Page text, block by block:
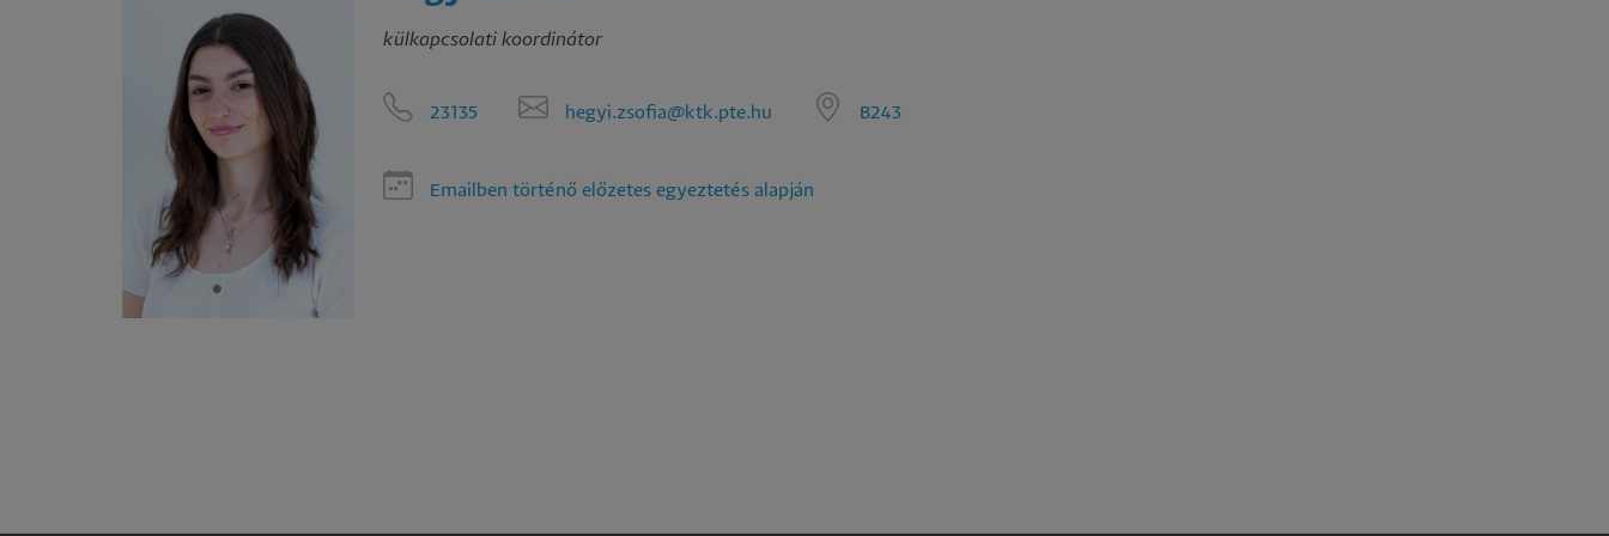
külkapcsolati koordinátor
23135 hegyi.zsofia@ktk.pte.hu B243
Emailben történő előzetes egyeztetés alapján
használata